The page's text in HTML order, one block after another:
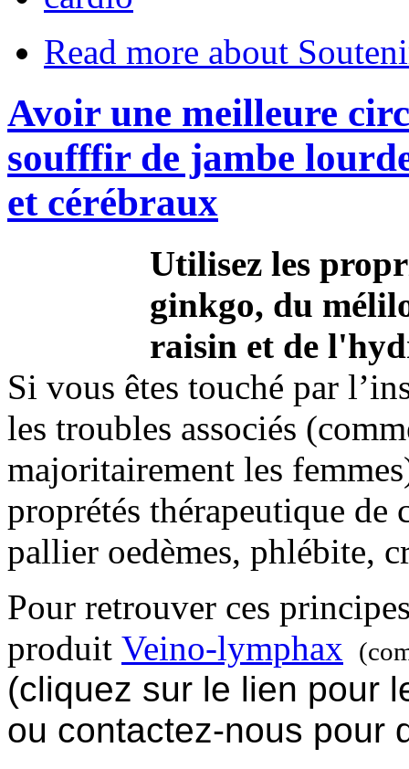
Read more about
Avoir une meilleure
soufffir de jambe
et cérébraux
Utilisez les
ginkgo, du
raisin et de
Si vous êtes touché par
les troubles associés
majoritairement les
proprétés thérapeutique de
pallier oedèmes, phlébite,
Pour retrouver ces
produit Veino-lymphax
(cliquez sur le lien pour
ou contactez-nous pour